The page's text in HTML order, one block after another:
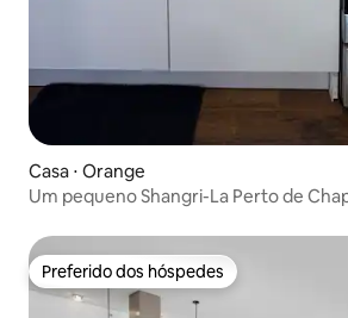
Casa ⋅ Orange
Um
Preferido dos hóspedes
Preferido dos hóspedes